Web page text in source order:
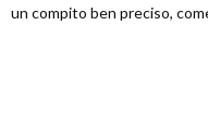
un compito ben preciso,